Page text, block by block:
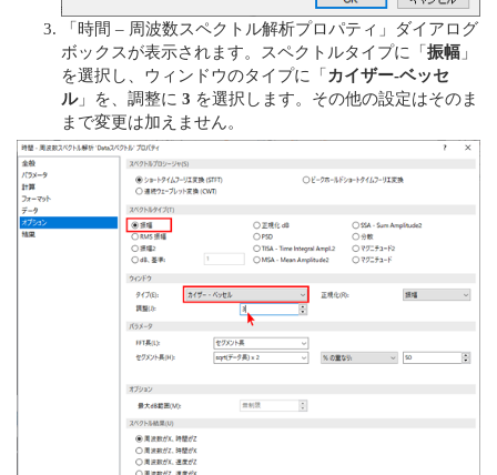
「時間 – 周波数スペクトル解析プロパティ」ダイアログ
ボックスが表示されます。スペクトルタイプに「振幅 」
を選択し、ウィンドウのタイプに「カイザー-ベッセ
ル」を、調整に 3 を選択します。その他の設定はそのま
まで変更は加えません。